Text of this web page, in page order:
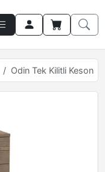
Odin Tek Kilitli Keson